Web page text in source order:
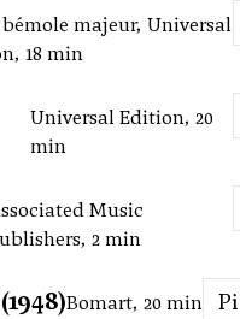
bémole majeur, Universal
18 min
Universal Edition, 20
min
Music
2 min
Bomart, 20 min